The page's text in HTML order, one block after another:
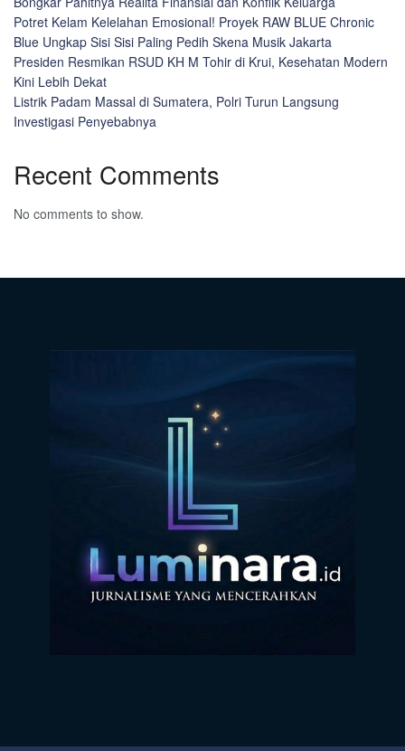
Potret Kelam Kelelahan Emosional! Proyek RAW BLUE Chronic
Blue Ungkap Sisi Sisi Paling Pedih Skena Musik Jakarta
Presiden Resmikan RSUD KH M Tohir di Krui, Kesehatan Modern
Kini Lebih Dekat
Listrik Padam Massal di Sumatera, Polri Turun Langsung
Investigasi Penyebabnya
Recent Comments
No comments to show.